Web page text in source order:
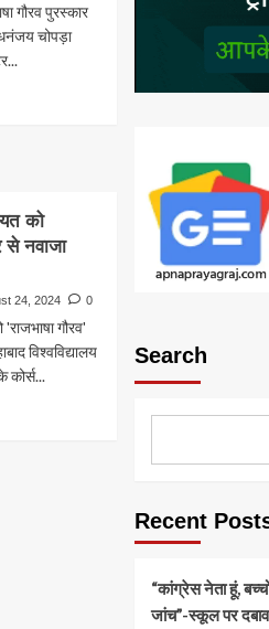
गौरव पुरस्कार
चोपड़ा
को
से नवाजा
24, 2024 0
गौरव'
विश्वविद्यालय
Search
Recent
“कांग्रेस नेता हूं,
जांच”-स्कूल पर